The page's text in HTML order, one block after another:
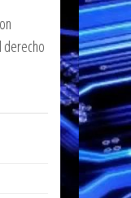
derecho